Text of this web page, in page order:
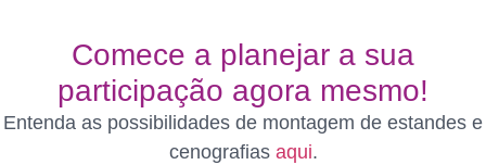
Comece a planejar a sua
participação agora mesmo!
Entenda as possibilidades de montagem de estandes e
cenografias aqui.